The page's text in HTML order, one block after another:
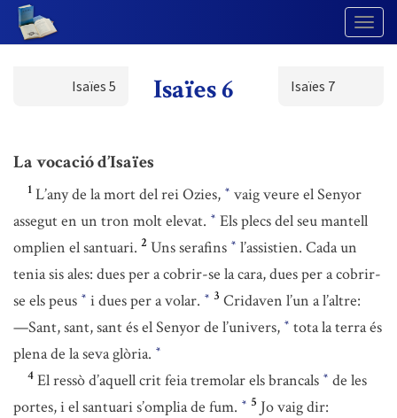
Isaïes 5 Isaïes 6 Isaïes 7
La vocació d’Isaïes
1 L’any de la mort del rei Ozies, * vaig veure el Senyor
assegut en un tron molt elevat. * Els plecs del seu mantell
omplien el santuari. 2 Uns serafins * l’assistien. Cada un
tenia sis ales: dues per a cobrir-se la cara, dues per a cobrir-
se els peus * i dues per a volar. * 3 Cridaven l’un a l’altre:
—Sant, sant, sant és el Senyor de l’univers, * tota la terra és
plena de la seva glòria. *
4 El ressò d’aquell crit feia tremolar els brancals * de les
portes, i el santuari s’omplia de fum. * 5 Jo vaig dir: